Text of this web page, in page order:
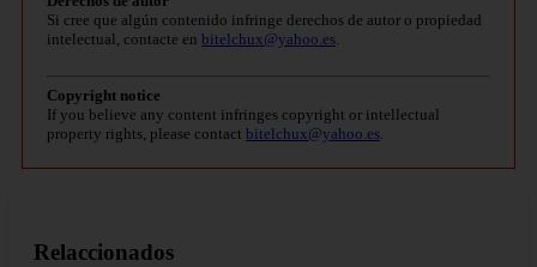
Si cree que algún contenido infringe derechos de autor o propiedad
intelectual, contacte en bitelchux@yahoo.es
Copyright notice
If you believe any content infringes copyright or intellectual
property rights, please contact bitelchux@yahoo.es
Relaccionados